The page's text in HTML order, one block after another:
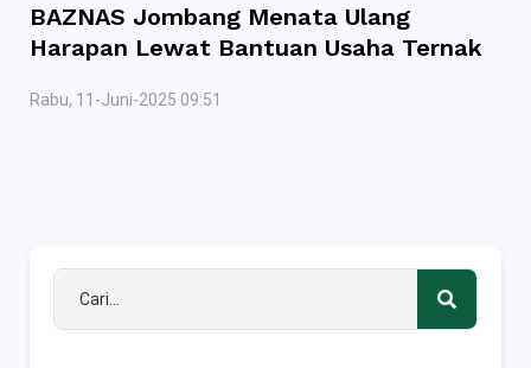
BAZNAS Jombang Menata Ulang
Harapan Lewat Bantuan Usaha Ternak
Rabu, 11-Juni-2025 09:51